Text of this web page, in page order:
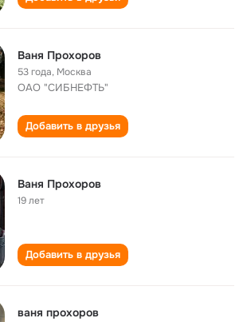
Ваня Прохоров
53 года, Москва
ОАО "СИБНЕФТЬ"
Добавить в друзья
Ваня Прохоров
19 лет
Добавить в друзья
ваня прохоров